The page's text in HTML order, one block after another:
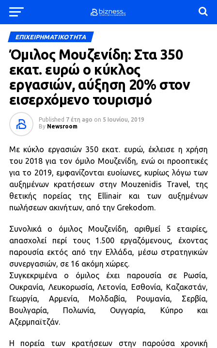
ΕΠΙΧΕΙΡΗΜΑΤΙΚΟΤΗΤΑ
Όμιλος Μουζενίδη: Στα 350
εκατ. ευρώ ο κύκλος
εργασιών, αύξηση 20% στον
εισερχόμενο τουρισμό
Published 7 έτη ago on 5 Ιουνίου, 2019
By Newsroom
Με κύκλο εργασιών 350 εκατ. ευρώ, έκλεισε η χρήση
του 2018 για τον όμιλο Μουζενίδη, ενώ οι προοπτικές
για το 2019, εμφανίζονται ευοίωνες, κυρίως λόγω των
αυξημένων κρατήσεων στην Mouzenidis Travel, της
θετικής πορείας της Ellinair και των αυξημένων
πωλήσεων ακινήτων, από την Grekodom.
Συνολικά ο όμιλος Μουζενίδη, αριθμεί 5 εταιρίες,
απασχολεί περί τους 1.500 εργαζόμενους, έχοντας
παρουσία εκτός από την Ελλάδα, μέσω στρατηγικών
συνεργασιών, σε 16 ακόμη χώρες.
Συγκεκριμένα ο όμιλος έχει παρουσία σε Ρωσία,
Ουκρανία, Λευκορωσία, Λετονία, Εσθονία, Καζακστάν,
Γεωργία, Αρμενία, Μολδαβία, Ρουμανία, Σερβία,
Βουλγαρία, Πολωνία, Ουγγαρία, Κύπρο και
Αζερμπαϊτζάν.
Η πορεία των κρατήσεων στην παρούσα χρονική